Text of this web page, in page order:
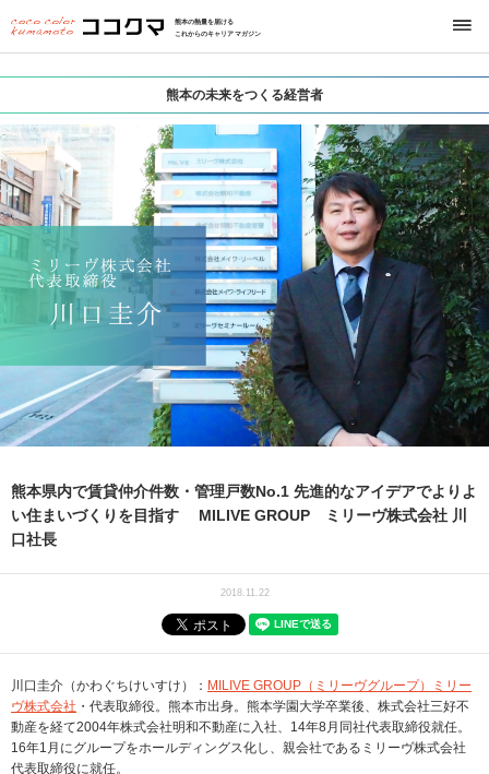
熊本の熱量を届ける
これからのキャリアマガジン
熊本の未来をつくる経営者
熊本県内で賃貸仲介件数・管理戸数No.1 先進的なアイデアでよりよ
い住まいづくりを目指す MILIVE GROUP ミリーヴ株式会社 川
口社長
2018.11.22
川口圭介（かわぐちけいすけ）： MILIVE GROUP（ミリーヴグループ）ミリー
ヴ株式会社 ・代表取締役。熊本市出身。熊本学園大学卒業後、株式会社三好不
動産を経て2004年株式会社明和不動産に入社、14年8月同社代表取締役就任。
16年1月にグループをホールディングス化し、親会社であるミリーヴ株式会社
代表取締役に就任。